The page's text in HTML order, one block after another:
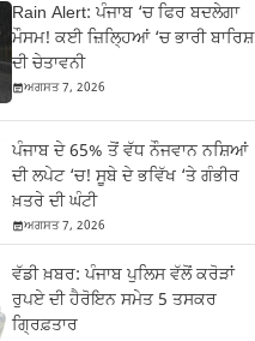
Rain Alert: ਪੰਜਾਬ ‘ਚ ਫਿਰ ਬਦਲੇਗਾ
ਮੌਸਮ! ਕਈ ਜ਼ਿਲ੍ਹਿਆਂ ‘ਚ ਭਾਰੀ ਬਾਰਿਸ਼
ਦੀ ਚੇਤਾਵਨੀ
ਅਗਸਤ 7, 2026
ਪੰਜਾਬ ਦੇ 65% ਤੋਂ ਵੱਧ ਨੌਜਵਾਨ ਨਸ਼ਿਆਂ
ਦੀ ਲਪੇਟ ‘ਚ! ਸੂਬੇ ਦੇ ਭਵਿੱਖ ‘ਤੇ ਗੰਭੀਰ
ਖ਼ਤਰੇ ਦੀ ਘੰਟੀ
ਅਗਸਤ 7, 2026
ਵੱਡੀ ਖ਼ਬਰ: ਪੰਜਾਬ ਪੁਲਿਸ ਵੱਲੋਂ ਕਰੋੜਾਂ
ਰੁਪਏ ਦੀ ਹੈਰੋਇਨ ਸਮੇਤ 5 ਤਸਕਰ
ਗ੍ਰਿਫ਼ਤਾਰ